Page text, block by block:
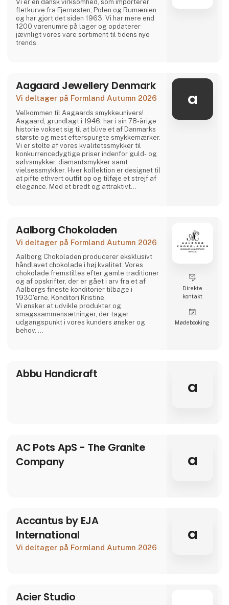
Vi er en dansk virksomhed, som importerer
fletkurve fra Fjernøsten, Polen og Rumænien
og har gjort det siden 1963. Vi har mere end
1200 varenumre på lager og opdaterer
jævnligt vores vare sortiment til tidens nye
trends.
Aagaard Jewellery Denmark
Vi deltager på Formland Autumn 2026
Velkommen til Aagaards smykkeunivers!
Aagaard, grundlagt i 1946, har i sin 78-årige
historie vokset sig til at blive et af Danmarks
største og mest efterspurgte smykkemærker.
Vi er stolte af vores kvalitetssmykker til
konkurrencedygtige priser indenfor guld- og
sølvsmykker, diamantsmykker samt
vielsessmykker. Hver kollektion er designet til
at pifte ethvert outfit op og tilføje et strejf af
elegance. Med et bredt og attraktivt
kunder det bedste indenfor moderne smykker.
Vi glæder os
a
Aalborg Chokoladen
Vi deltager på Formland Autumn 2026
Aalborg Chokoladen producerer eksklusivt
håndlavet chokolade i høj kvalitet. Vores
chokolade fremstilles efter gamle traditioner
og af opskrifter, der er gået i arv fra et af
Aalborgs fineste konditorier tilbage i
1930'erne, Konditori Kristine.
Vi ønsker at udvikle produkter og
smagssammensætninger, der tager
udgangspunkt i vores kunders ønsker og
behov.
Direkte
kontakt
Møde­booking
Abbu Handicraft
a
AC Pots ApS - The Granite
Company
a
Accantus by EJA
International
Vi deltager på Formland Autumn 2026
a
Acier Studio